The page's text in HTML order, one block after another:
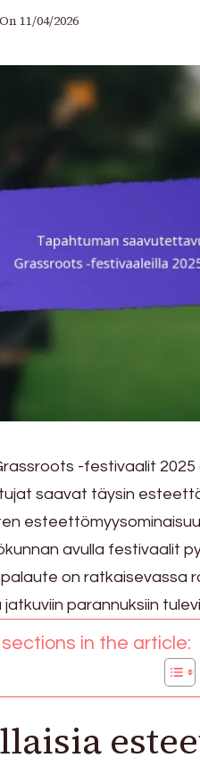
11/04/2026
-festivaalit
saavat täysin
avulla festivaalit
on ratkaisevassa
parannuksiin
sections in the article: